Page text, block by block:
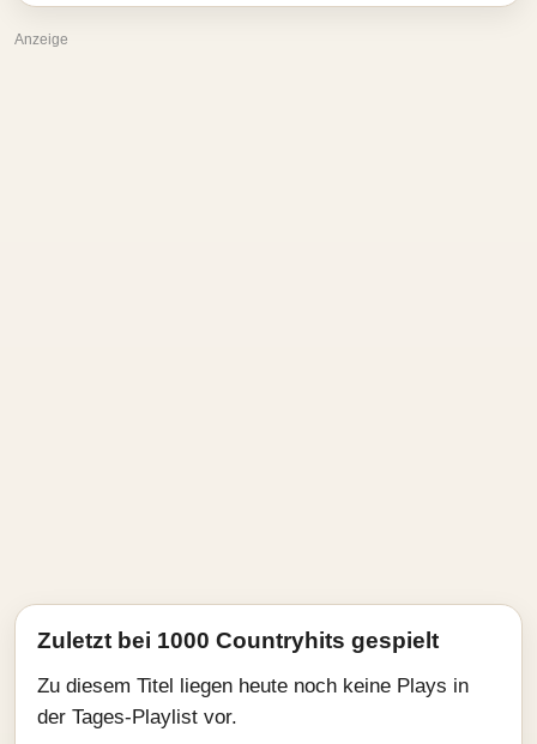
Anzeige
Zuletzt bei 1000 Countryhits gespielt
Zu diesem Titel liegen heute noch keine Plays in
der Tages-Playlist vor.